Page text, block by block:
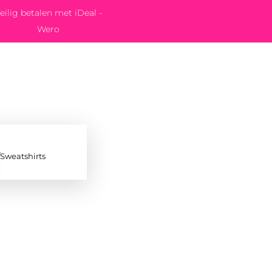
betalen met iDeal -
Wero